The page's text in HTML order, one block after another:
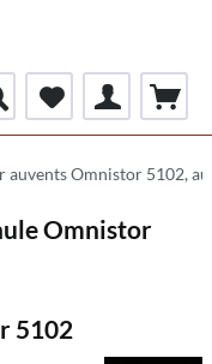
auvents Omnistor 5102,
Omnistor
5102